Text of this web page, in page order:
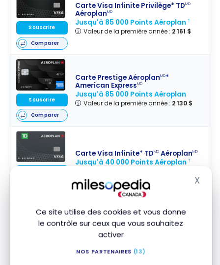
Ce site utilise des cookies et vous donne
le contrôle sur ceux que vous souhaitez
activer
NOS PARTENAIRES (13)
X
Carte Visa Infinite Privilège* TDMD
AéroplanMD
Jusqu'à 85 000 Points Aéroplan†
Valeur de la première année : 2 161 $
Souscrire
Comparer
Carte Prestige AéroplanMD*
American ExpressMD
Jusqu'à 85 000 Points Aéroplan
Valeur de la première année : 2 130 $
Souscrire
Comparer
Carte Visa Infinite* TDMD AéroplanMD
Jusqu'à 40 000 Points Aéroplan†
Carte Aéroplan * American
Express MD
Jusqu'à 45 000 Points Aéroplan
Valeur de la première année :